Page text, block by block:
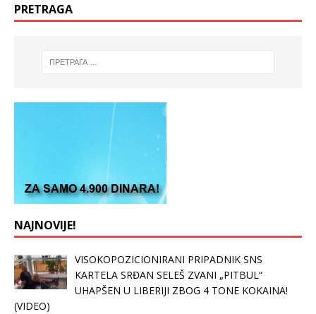
PRETRAGA
NAJNOVIJE!
VISOKOPOZICIONIRANI PRIPADNIK SNS
KARTELA SRĐAN SELEŠ ZVANI „PITBUL“
UHAPŠEN U LIBERIJI ZBOG 4 TONE KOKAINA!
(VIDEO)